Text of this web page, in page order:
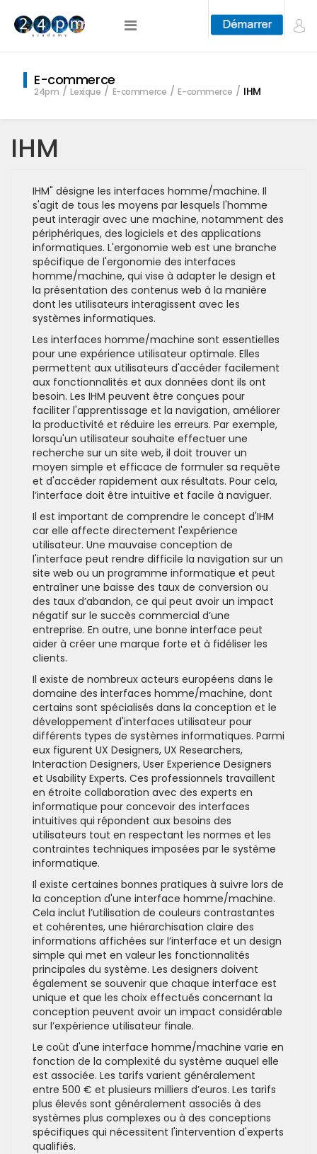
E-commerce
24pm Lexique E-commerce E-commerce IHM
IHM
IHM" désigne les interfaces homme/machine. Il
s'agit de tous les moyens par lesquels l'homme
peut interagir avec une machine, notamment des
périphériques, des logiciels et des applications
informatiques. L'ergonomie web est une branche
spécifique de l'ergonomie des interfaces
homme/machine, qui vise à adapter le design et
la présentation des contenus web à la manière
dont les utilisateurs interagissent avec les
systèmes informatiques.
Les interfaces homme/machine sont essentielles
pour une expérience utilisateur optimale. Elles
permettent aux utilisateurs d'accéder facilement
aux fonctionnalités et aux données dont ils ont
besoin. Les IHM peuvent être conçues pour
faciliter l'apprentissage et la navigation, améliorer
la productivité et réduire les erreurs. Par exemple,
lorsqu'un utilisateur souhaite effectuer une
recherche sur un site web, il doit trouver un
moyen simple et efficace de formuler sa requête
et d'accéder rapidement aux résultats. Pour cela,
l’interface doit être intuitive et facile à naviguer.
Il est important de comprendre le concept d'IHM
car elle affecte directement l'expérience
utilisateur. Une mauvaise conception de
l'interface peut rendre difficile la navigation sur un
site web ou un programme informatique et peut
entraîner une baisse des taux de conversion ou
des taux d’abandon, ce qui peut avoir un impact
négatif sur le succès commercial d’une
entreprise. En outre, une bonne interface peut
aider à créer une marque forte et à fidéliser les
clients.
Il existe de nombreux acteurs européens dans le
domaine des interfaces homme/machine, dont
certains sont spécialisés dans la conception et le
développement d'interfaces utilisateur pour
différents types de systèmes informatiques. Parmi
eux figurent UX Designers, UX Researchers,
Interaction Designers, User Experience Designers
et Usability Experts. Ces professionnels travaillent
en étroite collaboration avec des experts en
informatique pour concevoir des interfaces
intuitives qui répondent aux besoins des
utilisateurs tout en respectant les normes et les
contraintes techniques imposées par le système
informatique.
Il existe certaines bonnes pratiques à suivre lors de
la conception d'une interface homme/machine.
Cela inclut l’utilisation de couleurs contrastantes
et cohérentes, une hiérarchisation claire des
informations affichées sur l’interface et un design
simple qui met en valeur les fonctionnalités
principales du système. Les designers doivent
également se souvenir que chaque interface est
unique et que les choix effectués concernant la
conception peuvent avoir un impact considérable
sur l’expérience utilisateur finale.
Le coût d'une interface homme/machine varie en
fonction de la complexité du système auquel elle
est associée. Les tarifs varient généralement
entre 500 € et plusieurs milliers d’euros. Les tarifs
plus élevés sont généralement associés à des
systèmes plus complexes ou à des conceptions
spécifiques qui nécessitent l'intervention d'experts
qualifiés.